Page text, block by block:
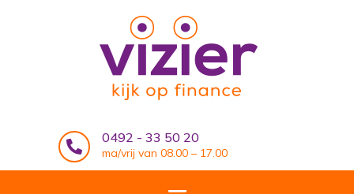

0492 - 33 50 20
ma/vrij van 08.00 – 17.00